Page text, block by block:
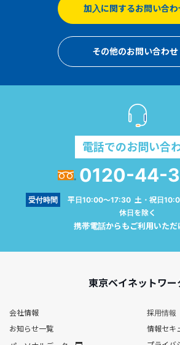
加入に関するお問い合わ
その他のお問い合わせ
電話でのお問い合
0120-44-
受付時間
平日10:00～17:30 土・祝日
休日を除く
携帯電話からもご利用いただ
東京ベイネットワー
会社情報
採用情報
お知らせ一覧
情報セキ